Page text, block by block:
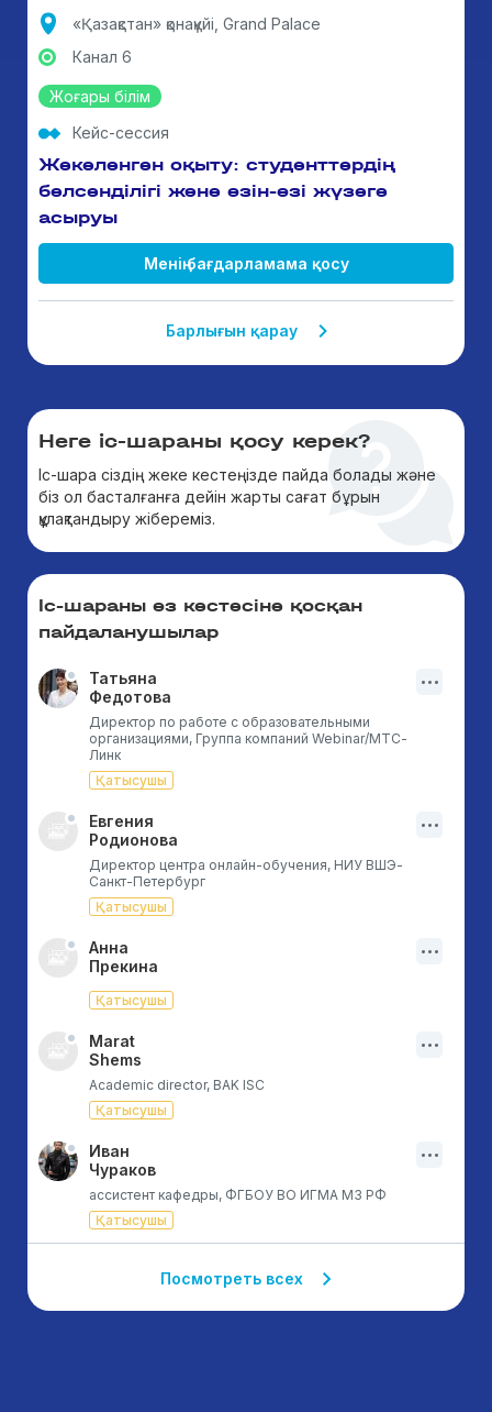
«Қазақстан» қонақүйі, Grand Palace
Канал 6
Жоғары білім
Кейс-сессия
Жекеленген оқыту: студенттердің
белсенділігі және өзін-өзі жүзеге
асыруы
Менің бағдарламама қосу
Барлығын қарау
Неге іс-шараны қосу керек?
Іс-шара сіздің жеке кестеңізде пайда болады және
біз ол басталғанға дейін жарты сағат бұрын
құлақтандыру жібереміз.
Іс-шараны өз кестесіне қосқан
пайдаланушылар
Татьяна
Федотова
Директор по работе с образовательными
организациями, Группа компаний Webinar/МТС-
Линк
Қатысушы
Евгения
Родионова
Директор центра онлайн-обучения, НИУ ВШЭ-
Санкт-Петербург
Қатысушы
Анна
Прекина
Қатысушы
Marat
Shems
Academic director, BAK ISC
Қатысушы
Иван
Чураков
ассистент кафедры, ФГБОУ ВО ИГМА МЗ РФ
Қатысушы
Посмотреть всех